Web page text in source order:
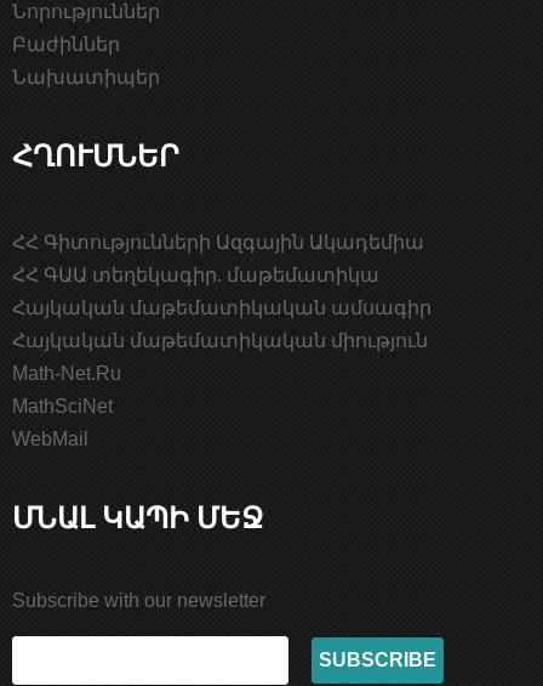
Նորություններ
Բաժիններ
Նախատիպեր
ՀՂՈՒՄՆԵՐ
ՀՀ Գիտությունների Ազգային Ակադեմիա
ՀՀ ԳԱԱ տեղեկագիր. մաթեմատիկա
Հայկական մաթեմատիկական ամսագիր
Հայկական մաթեմատիկական միություն
Math-Net.Ru
MathSciNet
WebMail
ՄՆԱԼ ԿԱՊԻ ՄԵՋ
Subscribe with our newsletter